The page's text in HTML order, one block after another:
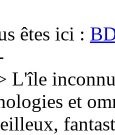
êtes ici :
L'île
et